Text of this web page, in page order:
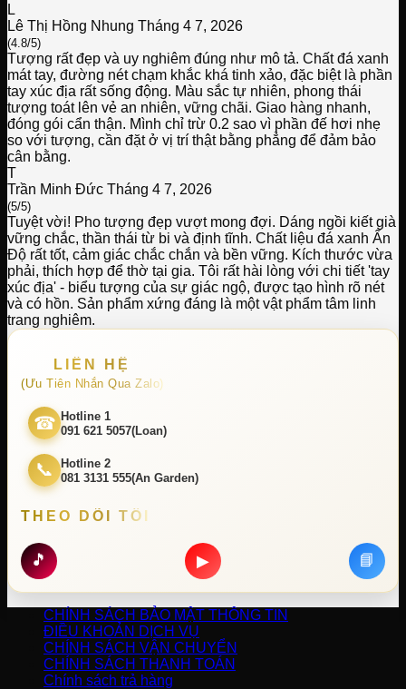
L
Lê Thị Hồng Nhung Tháng 4 7, 2026
(4.8/5)
Tượng rất đẹp và uy nghiêm đúng như mô tả. Chất đá xanh
mát tay, đường nét chạm khắc khá tinh xảo, đặc biệt là phần
tay xúc địa rất sống động. Màu sắc tự nhiên, phong thái
tượng toát lên vẻ an nhiên, vững chãi. Giao hàng nhanh,
đóng gói cẩn thận. Mình chỉ trừ 0.2 sao vì phần đế hơi nhẹ
so với tượng, cần đặt ở vị trí thật bằng phẳng để đảm bảo
cân bằng.
T
Trần Minh Đức Tháng 4 7, 2026
(5/5)
Tuyệt vời! Pho tượng đẹp vượt mong đợi. Dáng ngồi kiết già
vững chắc, thần thái từ bi và định tĩnh. Chất liệu đá xanh Ấn
Độ rất tốt, cảm giác chắc chắn và bền vững. Kích thước vừa
phải, thích hợp để thờ tại gia. Tôi rất hài lòng với chi tiết 'tay
xúc địa' - biểu tượng của sự giác ngộ, được tạo hình rõ nét
và có hồn. Sản phẩm xứng đáng là một vật phẩm tâm linh
trang nghiêm.
LIÊN HỆ
(Ưu Tiên Nhắn Qua Zalo)
☎ Hotline 1
091 621 5057(Loan)
📞
Hotline 2
081 3131 555(An Garden)
THEO DÕI TÔI
🎵 ▶ 📘
CHÍNH SÁCH BẢO MẬT THÔNG TIN
ĐIỀU KHOẢN DỊCH VỤ
CHÍNH SÁCH VẬN CHUYỂN
CHÍNH SÁCH THANH TOÁN
Chính sách trả hàng